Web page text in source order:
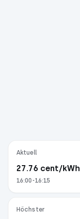
Aktuell
27.76 cent/kWh
16:00-16:15
Höchster